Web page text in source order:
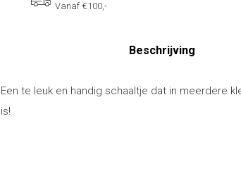
Vanaf €100,-
Beschrijving
Een te leuk en handig schaaltje dat in meerdere
is!